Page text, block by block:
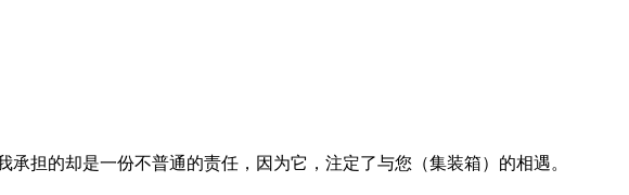
担的却是一份不普通的责任，因为它，注定了与您（集装箱）的相遇。